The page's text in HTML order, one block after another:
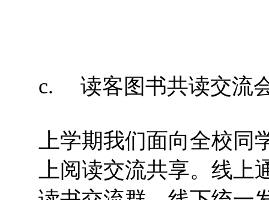
c. 读客图书共读交流
上学期我们面向全校
上阅读交流共享。线